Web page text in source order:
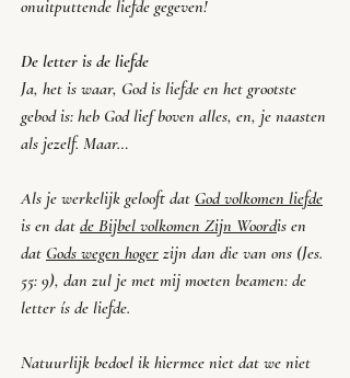
onuitputtende liefde gegeven!
De letter is de liefde
Ja, het is waar, God is liefde en het grootste
gebod is: heb God lief boven alles, en, je naasten
als jezelf. Maar…
Als je werkelijk gelooft dat God volkomen liefde
is en dat de Bijbel volkomen Zijn Woordis en
dat Gods wegen hoger zijn dan die van ons (Jes.
55: 9), dan zul je met mij moeten beamen: de
letter ís de liefde.
Natuurlijk bedoel ik hiermee niet dat we niet